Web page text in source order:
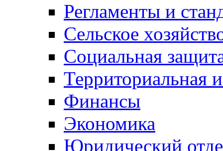
Регламенты и
Сельское
Социальная
Территориальная
Финансы
Экономика
Юридический